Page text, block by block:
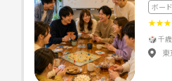
ボー
★★★